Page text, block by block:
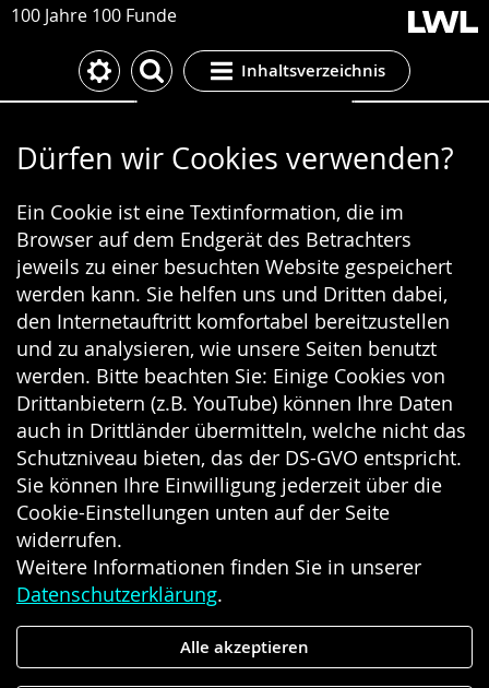
100 Jahre 100 Funde
Inhaltsverzeichnis
Cookie-Einstellungen
Dürfen wir Cookies verwenden?
Ein Cookie ist eine Textinformation, die im
Browser auf dem Endgerät des Betrachters
jeweils zu einer besuchten Website gespeichert
werden kann. Sie helfen uns und Dritten dabei,
den Internetauftritt komfortabel bereitzustellen
und zu analysieren, wie unsere Seiten benutzt
werden. Bitte beachten Sie: Einige Cookies von
Drittanbietern (z.B. YouTube) können Ihre Daten
auch in Drittländer übermitteln, welche nicht das
Schutzniveau bieten, das der DS-GVO entspricht.
Sie können Ihre Einwilligung jederzeit über die
Cookie-Einstellungen unten auf der Seite
widerrufen.
Weitere Informationen finden Sie in unserer
Datenschutzerklärung.
Alle akzeptieren